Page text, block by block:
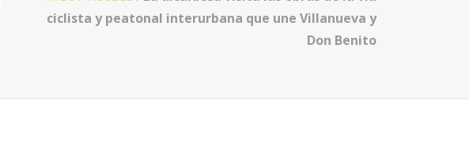
ciclista y peatonal interurbana que une Villanueva y
Don Benito